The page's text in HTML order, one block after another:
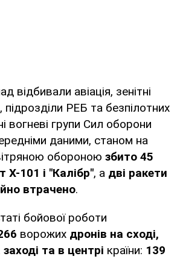
відбивали авіація, зенітні
підрозділи РЕБ та безпілотних
вогневі групи Сил оборони
даними, станом на
обороною збито 45
Х-101 і "Калібр", а дві ракети
втрачено.
бойової роботи
ворожих дронів на сході,
заході та в центрі країни: 139